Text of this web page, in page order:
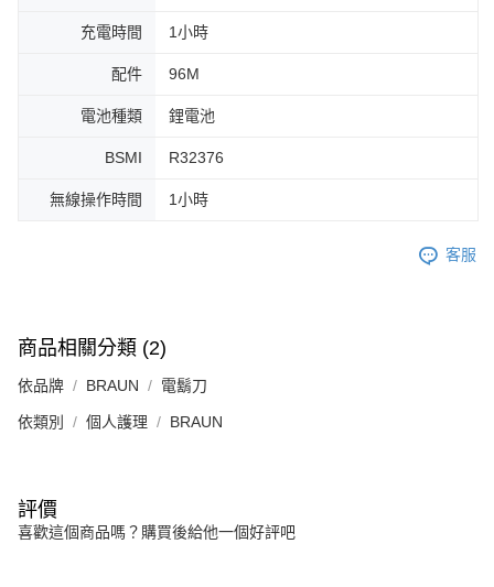
充電時間 1小時
配件 96M
電池種類 鋰電池
BSMI R32376
無線操作時間 1小時
客服
商品相關分類 (2)
依品牌 BRAUN 電鬍刀
依類別 個人護理 BRAUN
評價
喜歡這個商品嗎？購買後給他一個好評吧